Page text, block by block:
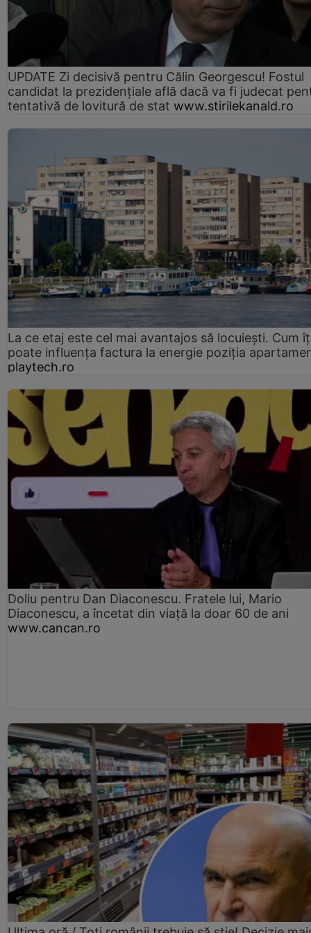
UPDATE Zi decisivă pentru Călin Georgescu! Fostul
candidat la prezidențiale află dacă va fi judecat
tentativă de lovitură de stat www.stirilekanald.ro
La ce etaj este cel mai avantajos să locuiești. Cum
poate influența factura la energie poziția
playtech.ro
Doliu pentru Dan Diaconescu. Fratele lui, Mario
Diaconescu, a încetat din viață la doar 60 de ani
www.cancan.ro